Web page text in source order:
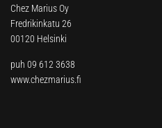
Chez Marius Oy
Fredrikinkatu 26
00120 Helsinki
puh 09 612 3638
www.chezmarius.fi